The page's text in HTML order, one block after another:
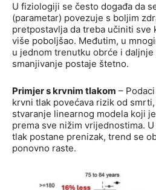
U fiziologiji se često događa da
(parametar) povezuje s boljim
pretpostavlja da treba učiniti sve
više poboljšao. Međutim, u
u jednom trenutku obrće i
smanjivanje postaje štetno.
Primjer s krvnim tlakom –
krvni tlak povećava rizik od
stvaranje linearnog modela koji
prema sve nižim vrijednostima.
tlak postane prenizak, trend se
ponovno raste.